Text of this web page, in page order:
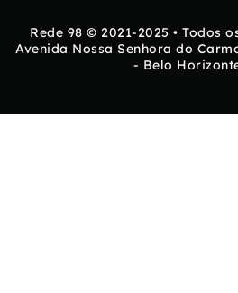
Rede 98 © 2021-2025 • Todos
Avenida Nossa Senhora do
- Belo